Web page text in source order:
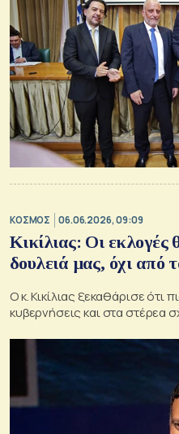
ΚΟΣΜΟΣ 06.06.2026, 09:09
Κικίλιας: Οι εκλογές
δουλειά μας, όχι από
Ο κ. Κικίλιας ξεκαθάρισε ότι
κυβερνήσεις και στα στέρεα